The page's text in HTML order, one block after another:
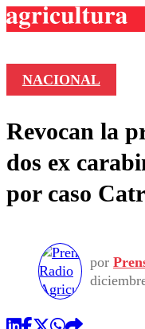
Colo
Torneo
Opinión
NACIONAL
Revocan la
dos ex
por caso
por